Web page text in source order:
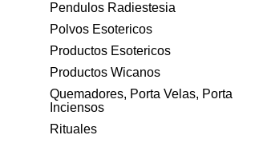
Pendulos Radiestesia
Polvos Esotericos
Productos Esotericos
Productos Wicanos
Quemadores, Porta Velas, Porta
Inciensos
Rituales